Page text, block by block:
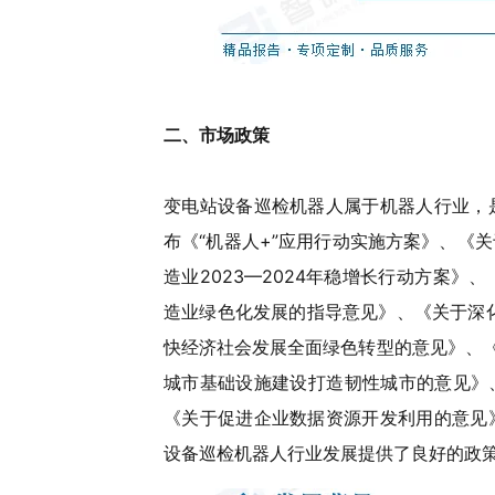
二、 市场政策
变电站设备巡检机器人属于机器人行业
布《“机器人+”应用行动实施方案》、《
造业2023—2024年稳增长行动方案》、
造业绿色化发展的指导意见》、《关于
快经济社会发展全面绿色转型的意见》、
城市基础设施建设打造韧性城市的意见
《关于促进企业数据资源开发利用的意
设备巡检机器人行业发展提供了良好的政